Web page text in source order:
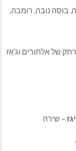
בוסה נובה, רומבה,
של אלתורים וג’אז
– שירה